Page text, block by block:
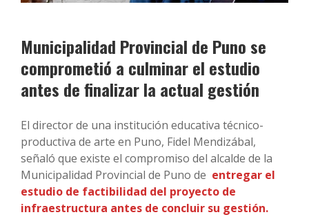
Municipalidad Provincial de Puno se
comprometió a culminar el estudio
antes de finalizar la actual gestión
El director de una institución educativa técnico-
productiva de arte en Puno, Fidel Mendizábal,
señaló que existe el compromiso del alcalde de la
Municipalidad Provincial de Puno de entregar el
estudio de factibilidad del proyecto de
infraestructura antes de concluir su gestión.